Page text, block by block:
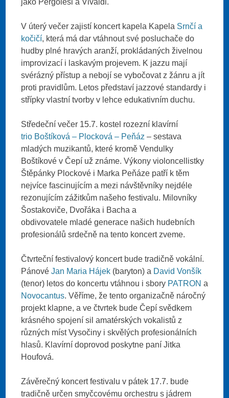
V úterý večer zajistí koncert kapela Kapela Srnčí a
kočičí, která má dar vtáhnout své posluchače do
hudby plné hravých aranží, prokládaných živelnou
improvizací i laskavým projevem. K jazzu mají
svérázný přístup a nebojí se vybočovat z žánru a jít
proti pravidlům. Letos představí jazzové standardy i
střípky vlastní tvorby v lehce edukativním duchu.
Středeční večer 15.7. kostel rozezní klavírní
trio Boštíková – Plocková – Peňáz – sestava
mladých muzikantů, které kromě Vendulky
Boštíkové v Čepí už známe. Výkony violoncellistky
Štěpánky Plockové i Marka Peňáze patří k těm
nejvíce fascinujícím a mezi návštěvníky nejdéle
rezonujícím zážitkům našeho festivalu. Milovníky
Šostakoviče, Dvořáka i Bacha a
obdivovatele mladé generace našich hudebních
profesionálů srdečně na tento koncert zveme.
Čtvrteční festivalový koncert bude tradičně vokální.
PánovéJan Maria Hájek (baryton) a David Vonšík
(tenor) letos do koncertu vtáhnou i sbory PATRONa
Novocantus. Věříme, že tento organizačně náročný
projekt klapne, a ve čtvrtek bude Čepí svědkem
krásného spojení sil amatérských vokalistů z
různých míst Vysočiny i skvělých profesionálních
hlasů. Klavírní doprovod poskytne paní Jitka
Houfová.
Závěrečný koncert festivalu v pátek 17.7. bude
tradičně určen smyčcovému orchestru s jádrem